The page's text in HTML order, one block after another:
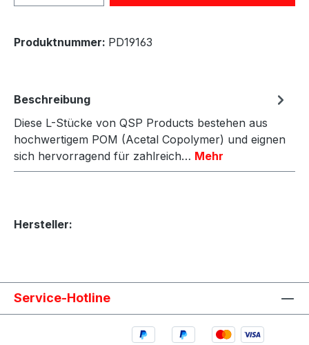
Produktnummer: PD19163
Beschreibung
Diese L-Stücke von QSP Products bestehen aus
hochwertigem POM (Acetal Copolymer) und eignen
sich hervorragend für zahlreich… Mehr
Hersteller:
Service-Hotline